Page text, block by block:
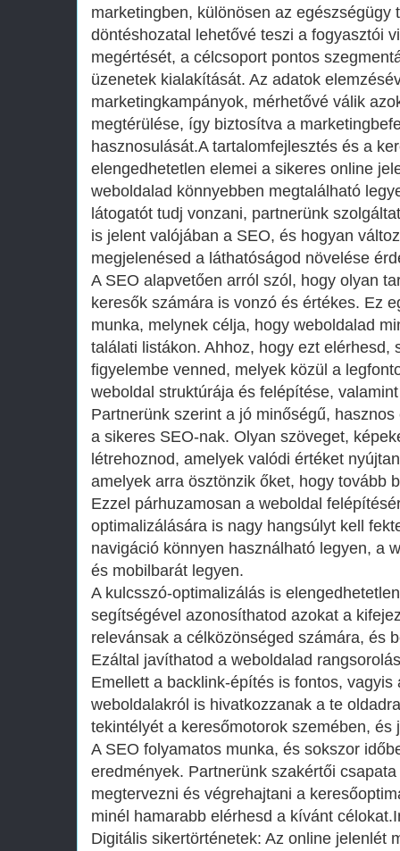
marketingben, különösen az egészségügy
döntéshozatal lehetővé teszi a fogyasztói
megértését, a célcsoport pontos
üzenetek kialakítását. Az adatok
marketingkampányok, mérhetővé válik
megtérülése, így biztosítva a
hasznosulását.A tartalomfejlesztés és a
elengedhetetlen elemei a sikeres online
weboldalad könnyebben megtalálható
látogatót tudj vonzani, partnerünk
is jelent valójában a SEO, és hogyan
megjelenésed a láthatóságod növelése
A SEO alapvetően arról szól, hogy olyan
keresők számára is vonzó és értékes. Ez
munka, melynek célja, hogy weboldalad
találati listákon. Ahhoz, hogy ezt elérhesd,
figyelembe venned, melyek közül a
weboldal struktúrája és felépítése,
Partnerünk szerint a jó minőségű,
a sikeres SEO-nak. Olyan szöveget,
létrehoznod, amelyek valódi értéket
amelyek arra ösztönzik őket, hogy tovább
Ezzel párhuzamosan a weboldal
optimalizálására is nagy hangsúlyt kell
navigáció könnyen használható legyen, a
és mobilbarát legyen.
A kulcsszó-optimalizálás is
segítségével azonosíthatod azokat a
relevánsak a célközönséged számára, és
Ezáltal javíthatod a weboldalad
Emellett a backlink-építés is fontos,
weboldalakról is hivatkozzanak a te
tekintélyét a keresőmotorok szemében, és
A SEO folyamatos munka, és sokszor
eredmények. Partnerünk szakértői
megtervezni és végrehajtani a
minél hamarabb elérhesd a kívánt
Digitális sikertörténetek: Az online jelenlét